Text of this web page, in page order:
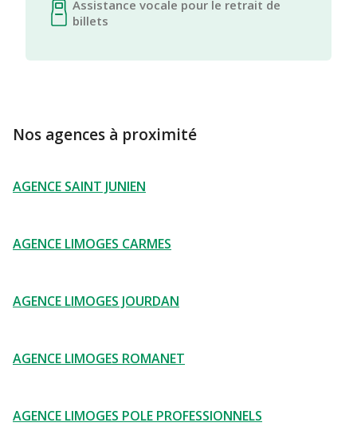
Assistance vocale pour le retrait de
billets
Nos agences à proximité
AGENCE SAINT JUNIEN
AGENCE LIMOGES CARMES
AGENCE LIMOGES JOURDAN
AGENCE LIMOGES ROMANET
AGENCE LIMOGES POLE PROFESSIONNELS